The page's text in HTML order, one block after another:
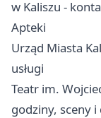
w Kaliszu -
Apteki
Urząd Miasta
usługi
Teatr im.
godziny, sceny i